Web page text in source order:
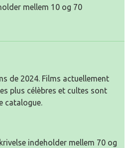
mellem 10 og 70
de 2024. Films actuellement
plus célèbres et cultes sont
catalogue.
indeholder mellem 70 og